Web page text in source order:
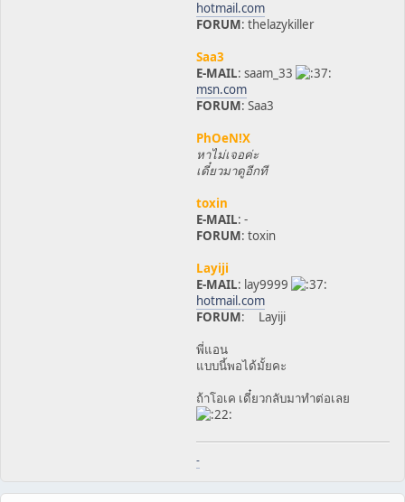
hotmail.com
FORUM: thelazykiller
Saa3
E-MAIL: saam_33
msn.com
FORUM: Saa3
PhOeN!X
หาไม่เจอค่ะ
เดี๋ยวมาดูอีกที
toxin
E-MAIL: -
FORUM: toxin
Layiji
E-MAIL: lay9999
hotmail.com
FORUM: Layiji
พี่แอน
แบบนี้พอได้มั้ยคะ
ถ้าโอเค เดี๋ยวกลับมาทำต่อเลย
-